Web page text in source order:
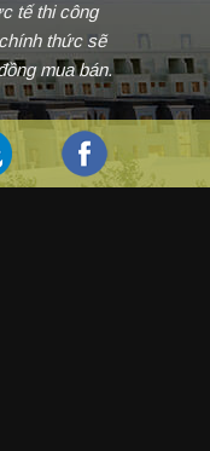
tế thi công
thức sẽ
mua bán.